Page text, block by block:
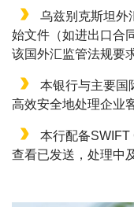
乌兹别克斯坦外
始文件（如进出口合
该国外汇监管法规要
本银行与主要国
高效安全地处理企业
本行配备SWIFT
查看已发送，处理中